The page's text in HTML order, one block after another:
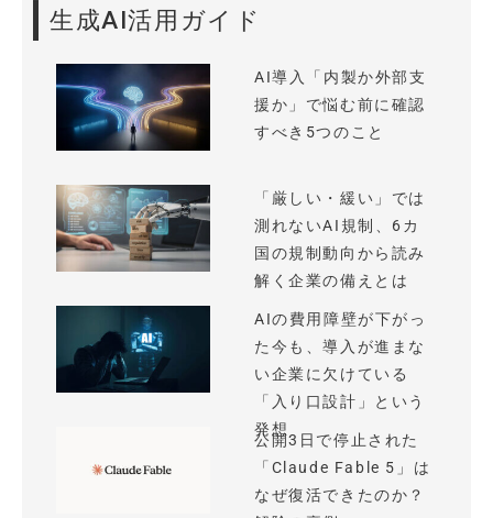
生成AI活用ガイド
AI導入「内製か外部支
援か」で悩む前に確認
すべき5つのこと
「厳しい・緩い」では
測れないAI規制、6カ
国の規制動向から読み
解く企業の備えとは
AIの費用障壁が下がっ
た今も、導入が進まな
い企業に欠けている
「入り口設計」という
発想
公開3日で停止された
「Claude Fable 5」は
なぜ復活できたのか？